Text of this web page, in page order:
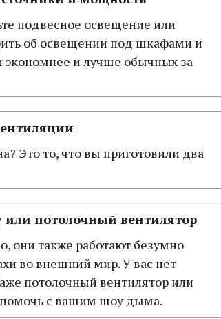
подвесное освещение или
об освещении под шкафами и
и лучше обычных за
Это то, что вы приготовили два
потолочный вентилятор
они также работают безумно
во внешний мир. У вас нет
потолочный вентилятор или
помочь с вашим шоу дыма.